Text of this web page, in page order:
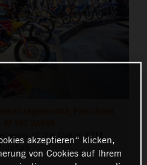
Legends-243_Press Event
of the Dakar KTM
akzeptieren“ klicken,
von Cookies auf Ihrem